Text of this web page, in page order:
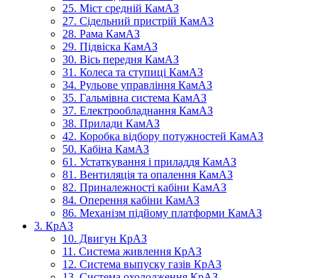
25. Міст средній КамАЗ
27. Сідельний пристрій КамАЗ
28. Рама КамАЗ
29. Підвіска КамАЗ
30. Вісь передня КамАЗ
31. Колеса та ступиці КамАЗ
34. Рульове управління КамАЗ
35. Гальмівна система КамАЗ
37. Електрообладнання КамАЗ
38. Прилади КамАЗ
42. Коробка відбору потужностей КамАЗ
50. Кабіна КамАЗ
61. Устаткування і приладдя КамАЗ
81. Вентиляція та опалення КамАЗ
82. Приналежності кабіни КамАЗ
84. Оперення кабіни КамАЗ
86. Механізм підйому платформи КамАЗ
3. КрАЗ
10. Двигун КрАЗ
11. Система живлення КрАЗ
12. Система выпуску газів КрАЗ